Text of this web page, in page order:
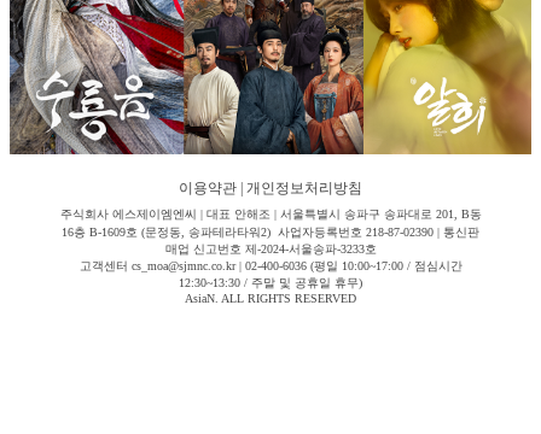
이용약관 개인정보처리방침
주식회사 에스제이엠엔씨 | 대표 안해조 | 서울특별시 송파구 송파대로 201, B동
16층 B-1609호 (문정동, 송파테라타워2) 사업자등록번호 218-87-02390 | 통신판
매업 신고번호 제-2024-서울송파-3233호
고객센터 cs_moa@sjmnc.co.kr | 02-400-6036 (평일 10:00~17:00 / 점심시간
12:30~13:30 / 주말 및 공휴일 휴무)
AsiaN. ALL RIGHTS RESERVED